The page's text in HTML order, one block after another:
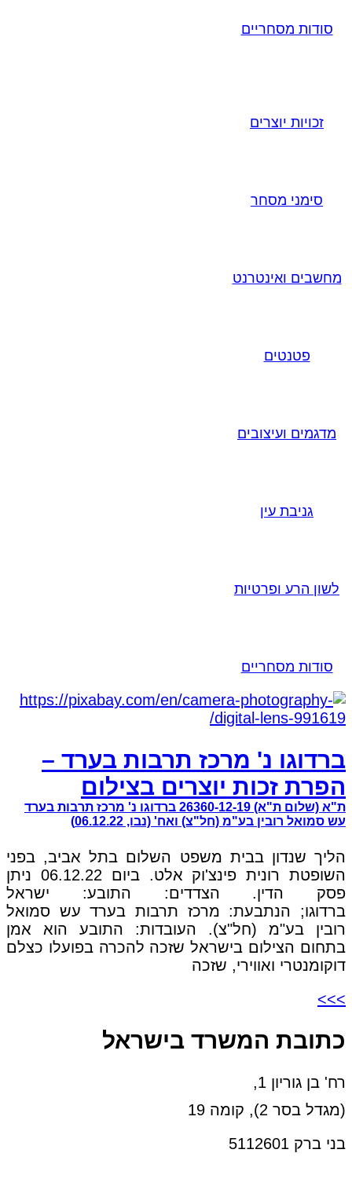
סודות מסחריים
זכויות יוצרים
סימני מסחר
מחשבים ואינטרנט
פטנטים
מדגמים ועיצובים
גניבת עין
לשון הרע ופרטיות
סודות מסחריים
ברדוגו נ' מרכז תרבות בערד –
הפרת זכות יוצרים בצילום
ת"א (שלום ת"א) 26360-12-19 ברדוגו נ' מרכז תרבות בערד
עש סמואל רובין בע"מ (חל"צ) ואח' (נבו, 06.12.22)
הליך שנדון בבית משפט השלום בתל אביב, בפני
השופטת רונית פינצ'וק אלט. ביום 06.12.22 ניתן
פסק הדין. הצדדים: התובע: ישראל
ברדוגו; הנתבעת: מרכז תרבות בערד עש סמואל
רובין בע"מ (חל"צ). העובדות: התובע הוא אמן
בתחום הצילום בישראל שזכה להכרה בפועלו כצלם
דוקומנטרי ואווירי, שזכה
>>>
כתובת המשרד בישראל
רח' בן גוריון 1,
(מגדל בסר 2), קומה 19
בני ברק 5112601